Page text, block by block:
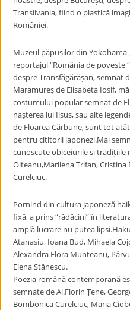
Transilvania, fiind o plastică
României.
Muzeul păpușilor din
reportajul “România de poveste
despre Transfăgărășan, semnat
Maramureș de Elisabeta Iosif,
costumului popular semnat de
nașterea lui Iisus, sau alte
de Floarea Cărbune, sunt tot
pentru cititorii japonezi.Mai
cunoscute obiceiurile și
Olteanu,Marilena Trifan, Cristina
Curelciuc.
Pornind din cultura japoneză
fixă, a prins “rădăcini” în
amplă lucrare nu putea
Atanasiu, Ioana Bud, Mihaela
Alexandra Flora Munteanu,
Elena Stănescu.
Poezia română contemporană
semnate de Al.Florin Țene,
Bombonica Curelciuc, Maria